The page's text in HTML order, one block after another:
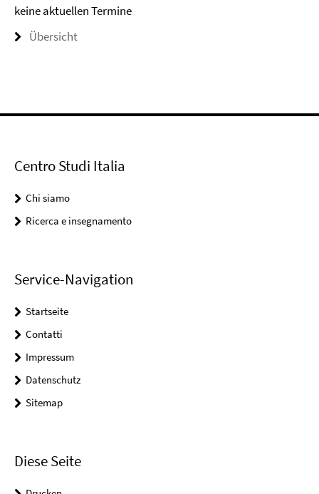
keine aktuellen Termine
Übersicht
Centro Studi Italia
Chi siamo
Ricerca e insegnamento
Service-Navigation
Startseite
Contatti
Impressum
Datenschutz
Sitemap
Diese Seite